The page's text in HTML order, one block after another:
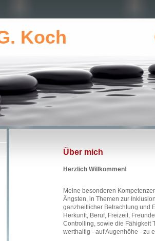
Koch
Über mich
Herzlich Willkommen!
Meine besonderen
Ängsten, in Themen zur
ganzheitlicher Betrachtung und
Herkunft, Beruf, Freizeit,
Controlling, sowie die Fähigkeit
werthaltig - auf Augenhöhe - zu